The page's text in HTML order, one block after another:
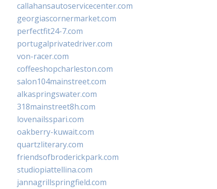
callahansautoservicecenter.com
georgiascornermarket.com
perfectfit24-7.com
portugalprivatedriver.com
von-racer.com
coffeeshopcharleston.com
salon104mainstreet.com
alkaspringswater.com
318mainstreet8h.com
lovenailsspari.com
oakberry-kuwait.com
quartzliterary.com
friendsofbroderickpark.com
studiopiattellina.com
jannagrillspringfield.com